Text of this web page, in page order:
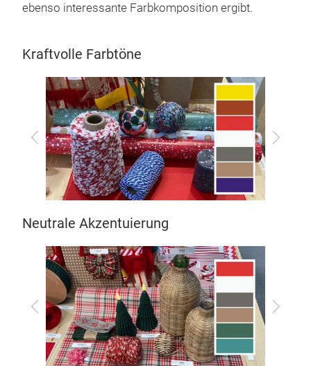
ebenso interessante Farbkomposition ergibt.
Kraftvolle Farbtöne
Zurück Vor
Neutrale Akzentuierung
Zurück Vor